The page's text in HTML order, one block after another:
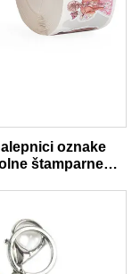
oznake
štamparne